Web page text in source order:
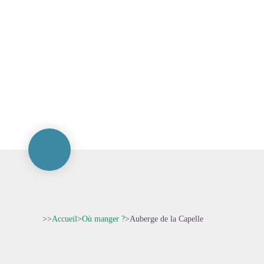
>>Accueil>Où manger ?>Auberge de la Capelle